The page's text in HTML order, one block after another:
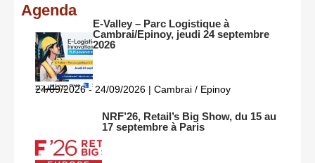
Agenda
E-Valley – Parc Logistique à
Cambrai/Epinoy, jeudi 24 septembre
2026
24/09/2026 - 24/09/2026 | Cambrai / Epinoy
NRF’26, Retail’s Big Show, du 15 au
17 septembre à Paris